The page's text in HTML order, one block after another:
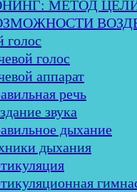
МЕТОД
голос
голос
аппарат
речь
звука
дыхание
дыхания